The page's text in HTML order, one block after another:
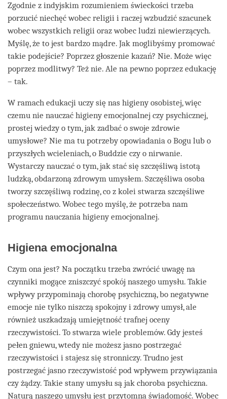
Zgodnie z indyjskim rozumieniem świeckości trzeba
porzucić niechęć wobec religii i raczej wzbudzić szacunek
wobec wszystkich religii oraz wobec ludzi niewierzących.
Myślę, że to jest bardzo mądre. Jak moglibyśmy promować
takie podejście? Poprzez głoszenie kazań? Nie. Może więc
poprzez modlitwy? Też nie. Ale na pewno poprzez edukację
– tak.
W ramach edukacji uczy się nas higieny osobistej, więc
czemu nie nauczać higieny emocjonalnej czy psychicznej,
prostej wiedzy o tym, jak zadbać o swoje zdrowie
umysłowe? Nie ma tu potrzeby opowiadania o Bogu lub o
przyszłych wcieleniach, o Buddzie czy o nirwanie.
Wystarczy nauczać o tym, jak stać się szczęśliwą istotą
ludzką, obdarzoną zdrowym umysłem. Szczęśliwa osoba
tworzy szczęśliwą rodzinę, co z kolei stwarza szczęśliwe
społeczeństwo. Wobec tego myślę, że potrzeba nam
programu nauczania higieny emocjonalnej.
Higiena emocjonalna
Czym ona jest? Na początku trzeba zwrócić uwagę na
czynniki mogące zniszczyć spokój naszego umysłu. Takie
wpływy przypominają chorobę psychiczną, bo negatywne
emocje nie tylko niszczą spokojny i zdrowy umysł, ale
również uszkadzają umiejętność trafnej oceny
rzeczywistości. To stwarza wiele problemów. Gdy jesteś
pełen gniewu, wtedy nie możesz jasno postrzegać
rzeczywistości i stajesz się stronniczy. Trudno jest
postrzegać jasno rzeczywistość pod wpływem przywiązania
czy żądzy. Takie stany umysłu są jak choroba psychiczna.
Naturą naszego umysłu jest przytomna świadomość. Wobec